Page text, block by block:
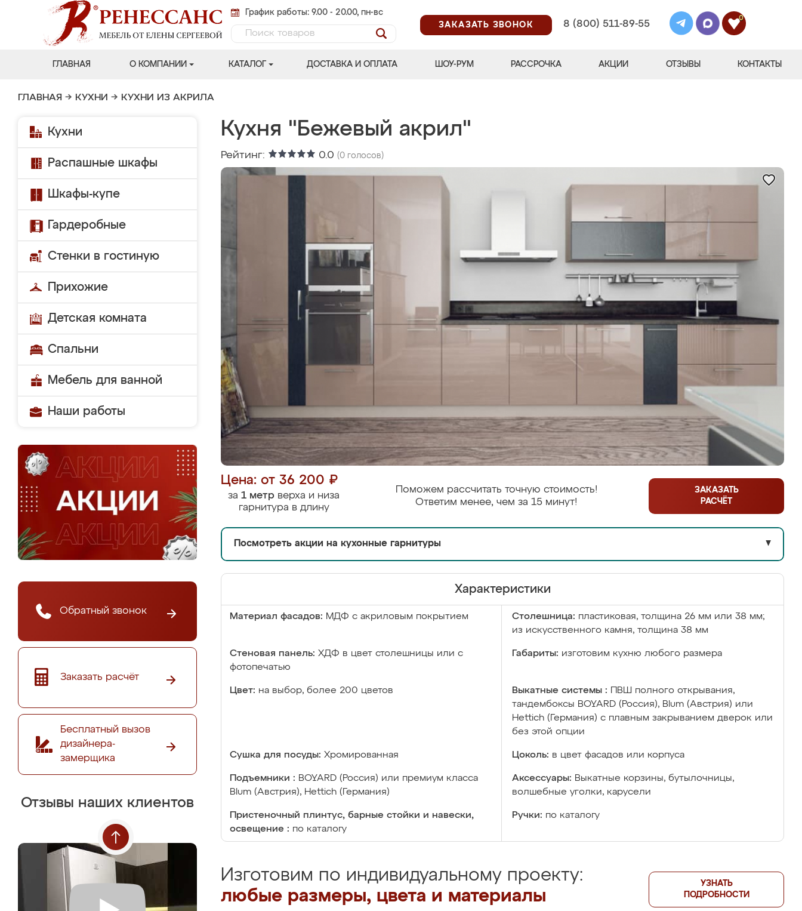
График работы: 9.00 - 20.00, пн-вс
ЗАКАЗАТЬ ЗВОНОК
8 (800) 511-89-55
0
ГЛАВНАЯ О КОМПАНИИ КАТАЛОГ ДОСТАВКА И ОПЛАТА ШОУ-РУМ РАССРОЧКА АКЦИИ ОТЗЫВЫ КОНТАКТЫ
ГЛАВНАЯ → КУХНИ → КУХНИ ИЗ АКРИЛА
Кухни
Распашные шкафы
Шкафы-купе
Гардеробные
Стенки в гостиную
Прихожие
Детская комната
Спальни
Мебель для ванной
Наши работы
Обратный звонок
Заказать расчёт
Бесплатный вызов
дизайнера-
замерщика
Отзывы наших клиентов
Кухня "Бежевый акрил"
Рейтинг: 0.0 (0 голосов)
Цена: от 36 200 ₽
за 1 метр верха и низа
гарнитура в длину
Поможем рассчитать точную стоимость!
Ответим менее, чем за 15 минут!
ЗАКАЗАТЬ
РАСЧЁТ
Посмотреть акции на кухонные гарнитуры ▼
Характеристики
Материал фасадов: МДФ с акриловым покрытием Столешница: пластиковая, толщина 26 мм или 38 мм;
из искусственного камня, толщина 38 мм
Стеновая панель: ХДФ в цвет столешницы или с
фотопечатью
Габариты: изготовим кухню любого размера
Цвет: на выбор, более 200 цветов Выкатные системы :
ПВШ полного открывания,
тандембоксы BOYARD (Россия), Blum (Австрия) или
Hettich (Германия) с плавным закрыванием дверок или
без этой опции
Сушка для посуды: Хромированная Цоколь: в цвет фасадов или корпуса
Подъемники : BOYARD (Россия) или премиум класса
Blum (Австрия), Hettich (Германия)
Аксессуары: Выкатные корзины, бутылочницы,
волшебные уголки, карусели
Пристеночный плинтус, барные стойки и навески,
освещение : по каталогу
Ручки: по каталогу
Изготовим по индивидуальному проекту:
любые размеры, цвета и материалы
УЗНАТЬ
ПОДРОБНОСТИ